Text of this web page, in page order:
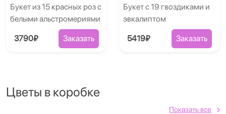
Букет из 15 красных роз с
белыми альстромериями
3790₽ Заказать
Букет с 19 гвоздиками и
эвкалиптом
5419₽ Заказать
Цветы в коробке
Показать все